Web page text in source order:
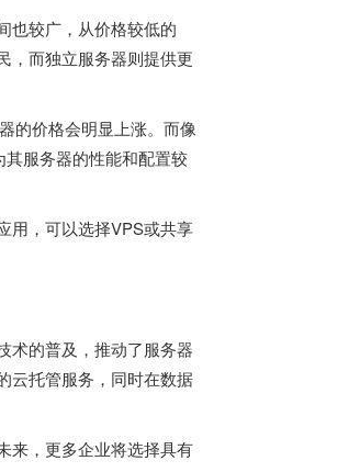
也较广，从价格较低的
，而独立服务器则提供更
的价格会明显上涨。而像
服务器的性能和配置较
用，可以选择VPS或共享
术的普及，推动了服务器
云托管服务，同时在数据
来，更多企业将选择具有